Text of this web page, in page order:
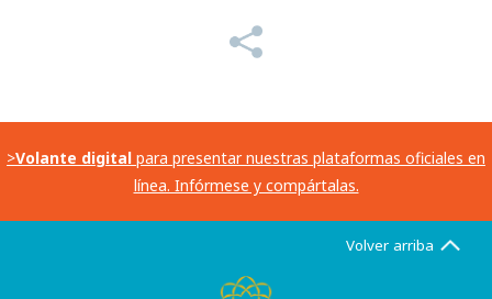
>Volante digital para presentar nuestras plataformas oficiales en
línea. Infórmese y compártalas.
Volver arriba